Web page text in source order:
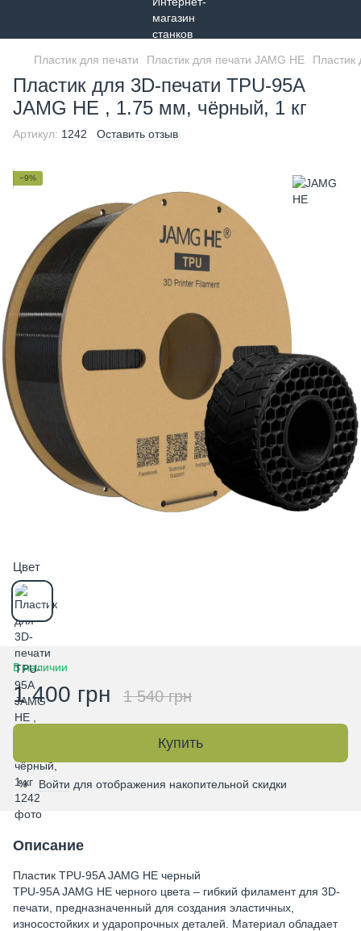
Пластик для печати Пластик для печати JAMG HE Пластик
Пластик для 3D-печати TPU-95A
JAMG HE , 1.75 мм, чёрный, 1 кг
Артикул: 1242 Оставить отзыв
−9%
Цвет
В наличии
1 400 грн 1 540 грн
Купить
% Войти для отображения накопительной скидки
Описание
Пластик TPU-95A JAMG HE черный
TPU-95A JAMG HE черного цвета – гибкий филамент для 3D-
печати, предназначенный для создания эластичных,
износостойких и ударопрочных деталей. Материал обладает